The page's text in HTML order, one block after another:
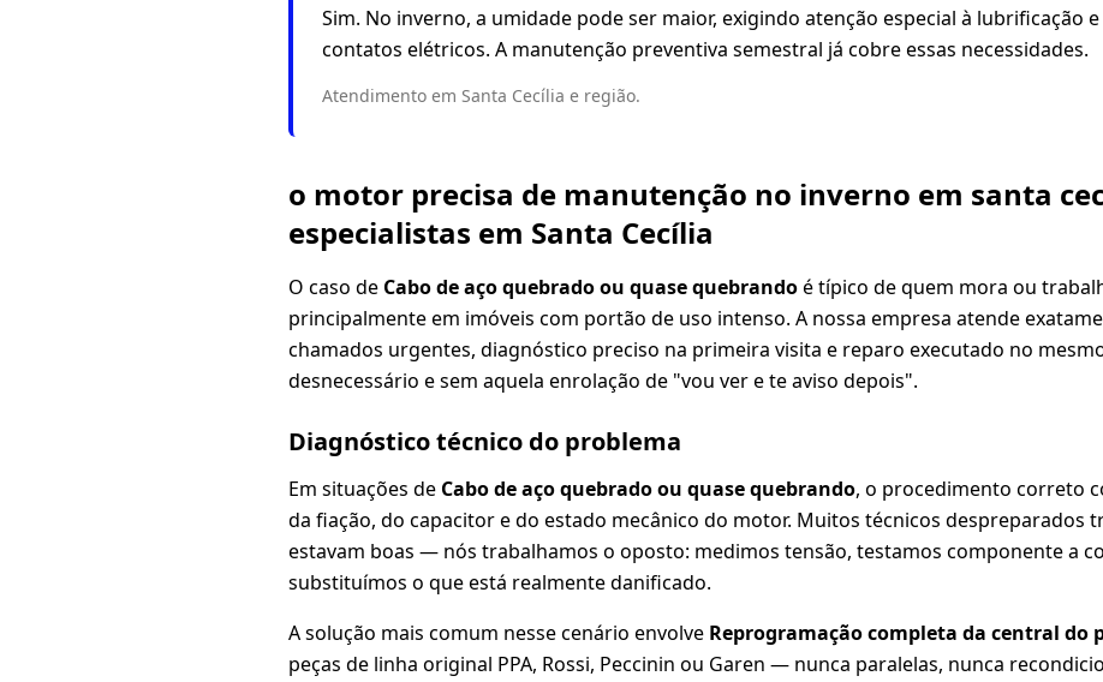
Sim. No inverno, a umidade pode ser maior, exigindo atenção especial à lubrificação
contatos elétricos. A manutenção preventiva semestral já cobre essas necessidades.
Atendimento em Santa Cecília e região.
o motor precisa de manutenção no inverno em santa
especialistas em Santa Cecília
O caso de Cabo de aço quebrado ou quase quebrandoé típico de quem mora ou
principalmente em imóveis com portão de uso intenso. A nossa empresa atende
chamados urgentes, diagnóstico preciso na primeira visita e reparo executado no
desnecessário e sem aquela enrolação de "vou ver e te aviso depois".
Diagnóstico técnico do problema
Em situações de Cabo de aço quebrado ou quase quebrando, o procedimento correto
da fiação, do capacitor e do estado mecânico do motor. Muitos técnicos despreparados
estavam boas — nós trabalhamos o oposto: medimos tensão, testamos componente a
substituímos o que está realmente danificado.
A solução mais comum nesse cenário envolve Reprogramação completa da central do
peças de linha original PPA, Rossi, Peccinin ou Garen — nunca paralelas, nunca